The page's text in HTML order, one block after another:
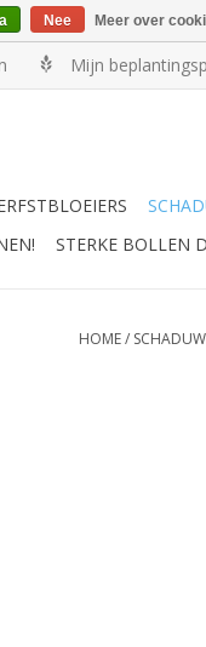
Mijn
STERKE BOLLEN
HOME/
Nee Meer over